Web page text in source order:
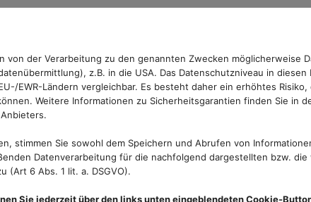
Viel trinken (aber keine gekühlten Getränke,
Lauwarm duschen
Gegenüberliegende Fenster öffnen, sodass ein
Kühle Bettwäsche verwenden
Atmungsaktive Schlafanzüge aus
Nasse Handtücher aufhängen: die Feuchtigkeit
von der Verarbeitung zu den genannten Zwecken möglicherweise
z.B. in die USA. Das Datenschutzniveau in diesen
EWR-Ländern vergleichbar. Es besteht daher ein erhöhtes Risiko,
Weitere Informationen zu Sicherheitsgarantien finden Sie in
stimmen Sie sowohl dem Speichern und Abrufen von
Datenverarbeitung für die nachfolgend dargestellten bzw. die
(Art 6 Abs. 1 lit. a. DSGVO).
Sie jederzeit über den links unten eingeblendeten Cookie-